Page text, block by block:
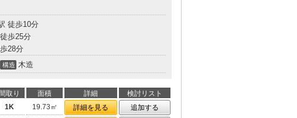
徒歩10分
歩25分
28分
構造 木造
間取り 面積 詳細
検討リスト
1K 19.73㎡ 詳細を見る
追加する